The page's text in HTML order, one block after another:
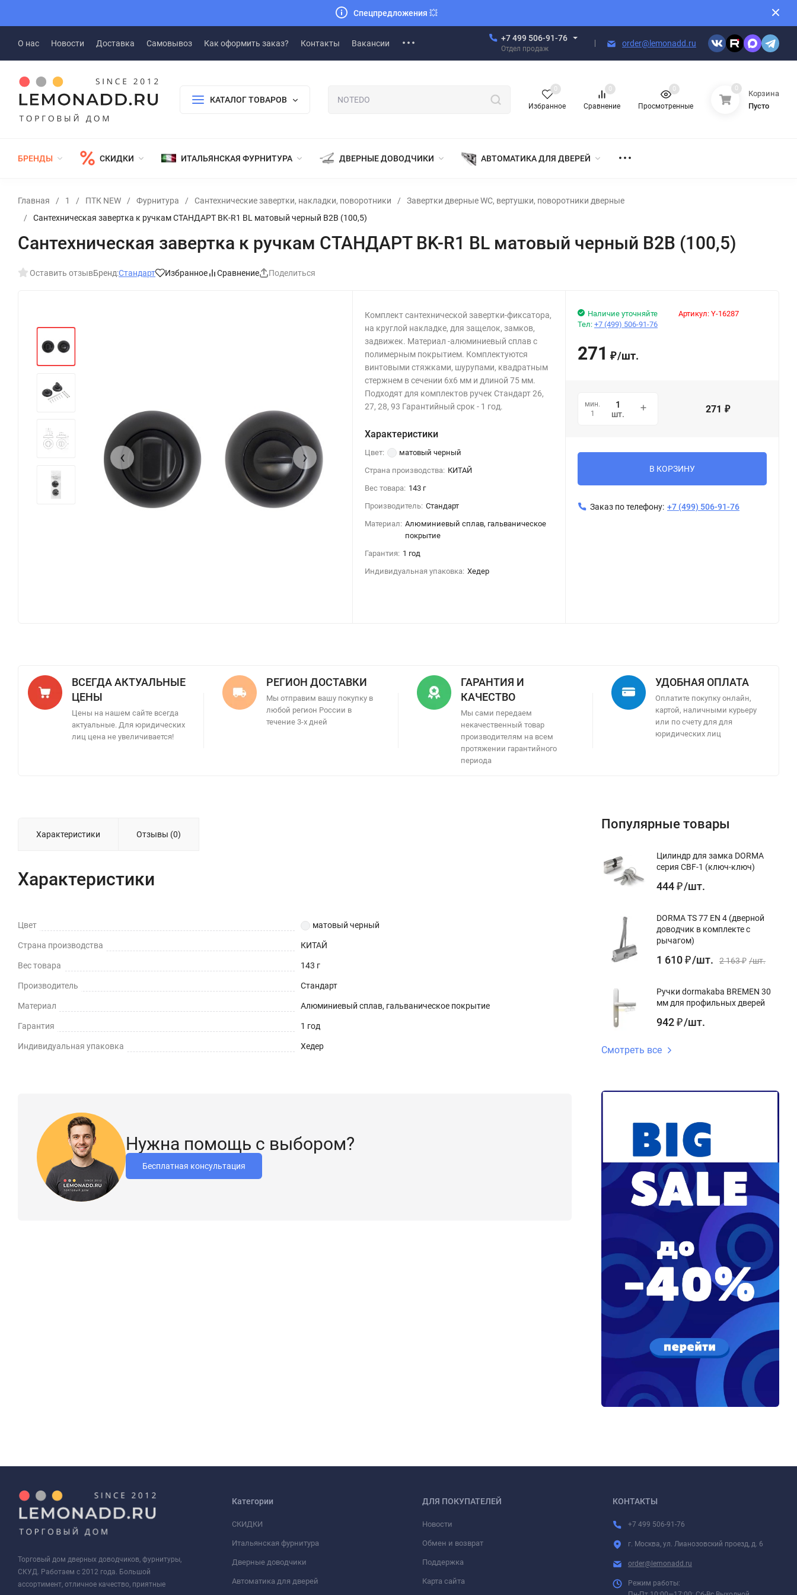
Спецпредложения 💥
О нас Новости Доставка Самовывоз Как оформить заказ? Контакты Вакансии
+7 499 506-91-76
Отдел продаж
order@lemonadd.ru
КАТАЛОГ ТОВАРОВ
Избранное
0
Сравнение
0
Просмотренные
0 0
Корзина
Пусто
БРЕНДЫ СКИДКИ ИТАЛЬЯНСКАЯ ФУРНИТУРА ДВЕРНЫЕ ДОВОДЧИКИ АВТОМАТИКА ДЛЯ ДВЕРЕЙ
Главная / 1 / ПТК NEW / Фурнитура / Сантехнические завертки, накладки, поворотники /
Завертки дверные WC, вертушки, поворотники дверные
/
Сантехническая завертка к ручкам СТАНДАРТ BK-R1 BL матовый черный B2B (100,5)
Сантехническая завертка к ручкам СТАНДАРТ BK-R1 BL матовый черный B2B (100,5)
Оставить отзывБренд:Стандарт Избранное Сравнение Поделиться
‹ ›
Комплект сантехнической завертки-фиксатора,
на круглой накладке, для защелок, замков,
задвижек. Материал -алюминиевый сплав с
полимерным покрытием. Комплектуются
винтовыми стяжками, шурупами, квадратным
стержнем в сечении 6х6 мм и длиной 75 мм.
Подходят для комплектов ручек Стандарт 26,
27, 28, 93 Гарантийный срок - 1 год.
Характеристики
Цвет:
матовый черный
Страна производства: КИТАЙ
Вес товара: 143 г
Производитель: Стандарт
Материал: Алюминиевый сплав, гальваническое
покрытие
Гарантия: 1 год
Индивидуальная упаковка: Хедер
Артикул: Y-16287
Наличие уточняйте
Тел:+7 (499) 506-91-76
271 ₽/шт.
мин.
1
шт. 271 ₽
В КОРЗИНУ
Заказ по телефону: +7 (499) 506-91-76
ВСЕГДА АКТУАЛЬНЫЕ
ЦЕНЫ
Цены на нашем сайте всегда
актуальные. Для юридических
лиц цена не увеличивается!
РЕГИОН ДОСТАВКИ
Мы отправим вашу покупку в
любой регион России в
течение 3-х дней
ГАРАНТИЯ И
КАЧЕСТВО
Мы сами передаем
некачественный товар
производителям на всем
протяжении гарантийного
периода
УДОБНАЯ ОПЛАТА
Оплатите покупку онлайн,
картой, наличными курьеру
или по счету для для
юридических лиц
Характеристики Отзывы (0)
Характеристики
Цвет матовый черный
Страна производства КИТАЙ
Вес товара 143 г
Производитель Стандарт
Материал Алюминиевый сплав, гальваническое покрытие
Гарантия 1 год
Индивидуальная упаковка Хедер
Нужна помощь с выбором?
Бесплатная консультация
Популярные товары
Цилиндр для замка DORMA
серия CBF-1 (ключ-ключ)
444 ₽ /шт.
DORMA TS 77 EN 4 (дверной
доводчик в комплекте с
рычагом)
1 610 ₽ /шт. 2 163 ₽ /шт.
Ручки dormakaba BREMEN 30
мм для профильных дверей
942 ₽ /шт.
Смотреть все
Торговый дом дверных доводчиков, фурнитуры,
СКУД. Работаем с 2012 года. Большой
ассортимент, отличное качество, приятные
Категории
СКИДКИ
Итальянская фурнитура
Дверные доводчики
Автоматика для дверей
ДЛЯ ПОКУПАТЕЛЕЙ
Новости
Обмен и возврат
Поддержка
Карта сайта
КОНТАКТЫ
+7 499 506-91-76
г. Москва, ул. Лианозовский проезд, д. 6
order@lemonadd.ru
Режим работы: